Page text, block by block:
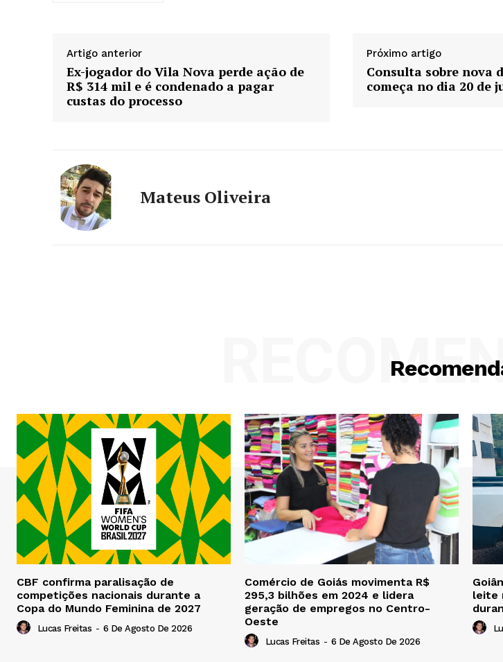
Artigo anterior
Ex-jogador do Vila Nova perde ação de
R$ 314 mil e é condenado a pagar
custas do processo
Próximo artigo
Consulta sobre nova
começa no dia 20 de
Mateus Oliveira
CBF confirma paralisação de
competições nacionais durante a
Copa do Mundo Feminina de 2027
Lucas Freitas - 6 De Agosto De 2026
Comércio de Goiás movimenta R$
295,3 bilhões em 2024 e lidera
geração de empregos no Centro-
Oeste
Lucas Freitas - 6 De Agosto De 2026
leite